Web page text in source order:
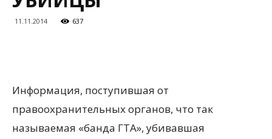
11.11.2014 637
Информация, поступившая от
правоохранительных органов, что так
называемая «банда ГТА», убивавшая